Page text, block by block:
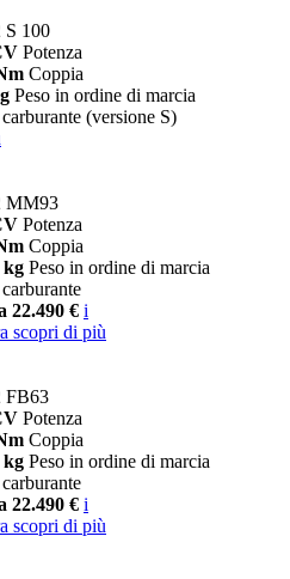
S 100
Potenza
Coppia
Peso in ordine di marcia
carburante (versione S)
MM93
Potenza
Coppia
kg Peso in ordine di marcia
22.490 € i
scopri di più
FB63
Potenza
Coppia
kg Peso in ordine di marcia
22.490 € i
scopri di più